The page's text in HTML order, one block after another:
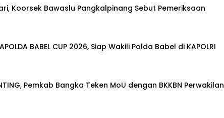
Koorsek Bawaslu Pangkalpinang Sebut Pemeriksaan
BABEL CUP 2026, Siap Wakili Polda Babel di KAPOLRI
Pemkab Bangka Teken MoU dengan BKKBN Perwakilan